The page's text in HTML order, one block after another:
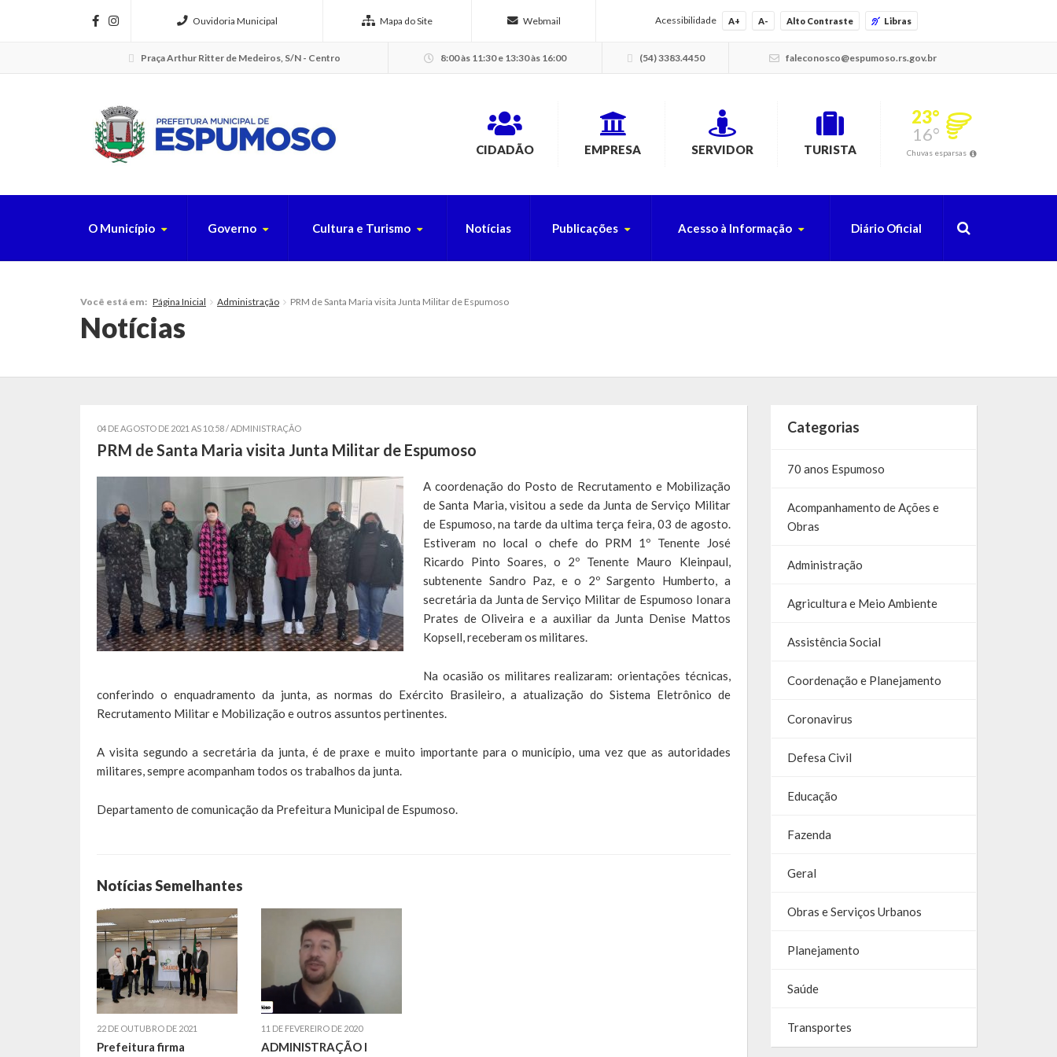
Ouvidoria Municipal Mapa do Site Webmail Acessibilidade A+ A- Alto Contraste Libras
Praça Arthur Ritter de Medeiros, S/N - Centro 8:00 às 11:30 e 13:30 às 16:00 (54) 3383.4450 faleconosco@espumoso.rs.gov.br
CIDADÃO EMPRESA SERVIDOR TURISTA
23°
16°
Chuvas esparsas
O Município Governo Cultura e Turismo Notícias Publicações Acesso à Informação Diário Oficial
Você está em: Página Inicial Administração PRM de Santa Maria visita Junta Militar de Espumoso
Notícias
04 DE AGOSTO DE 2021 AS 10:58 /ADMINISTRAÇÃO
PRM de Santa Maria visita Junta Militar de Espumoso
A coordenação do Posto de Recrutamento e Mobilização
de Santa Maria, visitou a sede da Junta de Serviço Militar
de Espumoso, na tarde da ultima terça feira, 03 de agosto.
Estiveram no local o chefe do PRM 1º Tenente José
Ricardo Pinto Soares, o 2º Tenente Mauro Kleinpaul,
subtenente Sandro Paz, e o 2º Sargento Humberto, a
secretária da Junta de Serviço Militar de Espumoso Ionara
Prates de Oliveira e a auxiliar da Junta Denise Mattos
Kopsell, receberam os militares.
Na ocasião os militares realizaram: orientações técnicas,
conferindo o enquadramento da junta, as normas do Exército Brasileiro, a atualização do Sistema Eletrônico de
Recrutamento Militar e Mobilização e outros assuntos pertinentes.
A visita segundo a secretária da junta, é de praxe e muito importante para o município, uma vez que as autoridades
militares, sempre acompanham todos os trabalhos da junta.
Departamento de comunicação da Prefeitura Municipal de Espumoso.
Notícias Semelhantes
22 DE OUTUBRO DE 2021
Prefeitura firma
11 DE FEVEREIRO DE 2020
ADMINISTRAÇÃO I
Categorias
70 anos Espumoso
Acompanhamento de Ações e
Obras
Administração
Agricultura e Meio Ambiente
Assistência Social
Coordenação e Planejamento
Coronavirus
Defesa Civil
Educação
Fazenda
Geral
Obras e Serviços Urbanos
Planejamento
Saúde
Transportes